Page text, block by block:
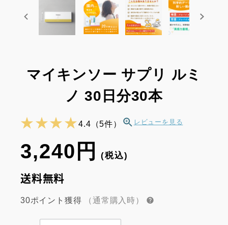
マイキンソー サプリ ルミ
ノ 30日分30本
★ ★ ★ ★ 4.4（5件） レビューを見る
3,240円 (税込)
送料無料
30ポイント獲得 （通常購入時）